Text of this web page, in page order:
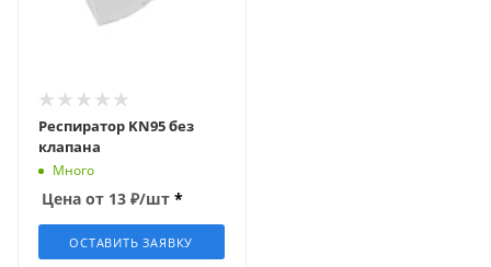
Респиратор KN95 без
клапана
Много
Цена от 13 ₽/шт *
ОСТАВИТЬ ЗАЯВКУ